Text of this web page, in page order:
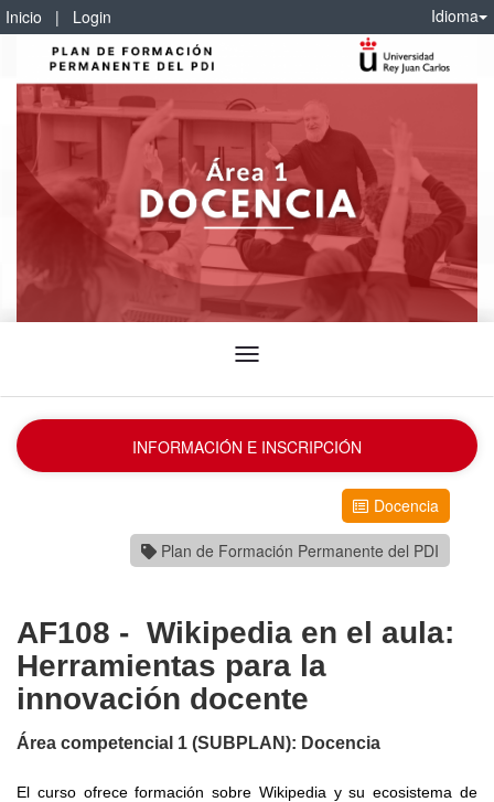
Inicio | Login Idioma
Idioma
INFORMACIÓN E INSCRIPCIÓN
Docencia
Plan de Formación Permanente del PDI
AF108 - Wikipedia en el aula:
Herramientas para la
innovación docente
Área competencial 1 (SUBPLAN): Docencia
El curso ofrece formación sobre Wikipedia y su ecosistema de